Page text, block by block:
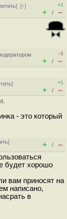
][↑]
+1
+ / –
–1
+ / –
]
+1
+ / –
- это который
]
+ / –
будет хорошо
вам приносят на
написано,
в